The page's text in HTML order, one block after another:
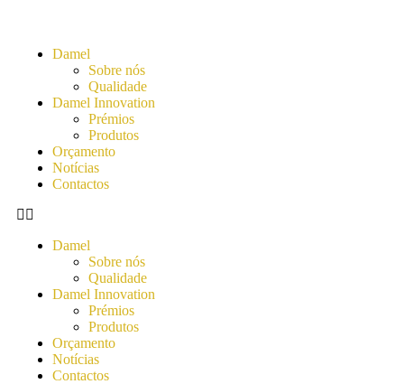
Damel
Sobre nós
Qualidade
Damel Innovation
Prémios
Produtos
Orçamento
Notícias
Contactos
Damel
Sobre nós
Qualidade
Damel Innovation
Prémios
Produtos
Orçamento
Notícias
Contactos